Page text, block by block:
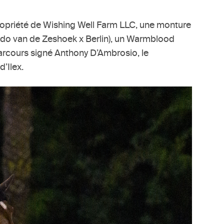
de Wishing Well Farm LLC, une monture
van de Zeshoek x Berlin), un Warmblood
signé Anthony D’Ambrosio, le